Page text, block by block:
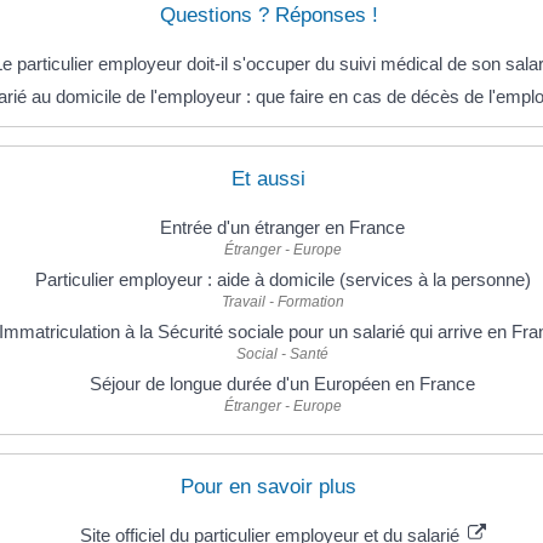
Questions ? Réponses !
particulier employeur doit-il s'occuper du suivi médical de son
au domicile de l'employeur : que faire en cas de décès de
Et aussi
Entrée d'un étranger en France
Étranger - Europe
Particulier employeur : aide à domicile (services à la personne)
Travail - Formation
à la Sécurité sociale pour un salarié qui arrive en
Social - Santé
Séjour de longue durée d'un Européen en France
Étranger - Europe
Pour en savoir plus
Site officiel du particulier employeur et du salarié